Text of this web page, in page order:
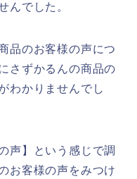
んでした。
品のお客様の声につ
さずかるんの商品の
わかりませんでし
声】という感じで調
お客様の声をみつけ